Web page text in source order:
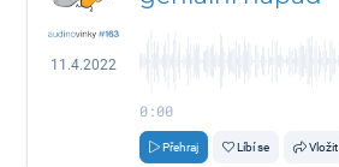
11.4.2022
0:00
Přehraj Líbí se Vložit